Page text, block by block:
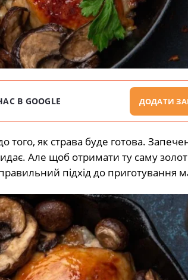
В GOOGLE ДОДАТИ
як страва буде готова.
Але щоб отримати ту саму
підхід до приготування